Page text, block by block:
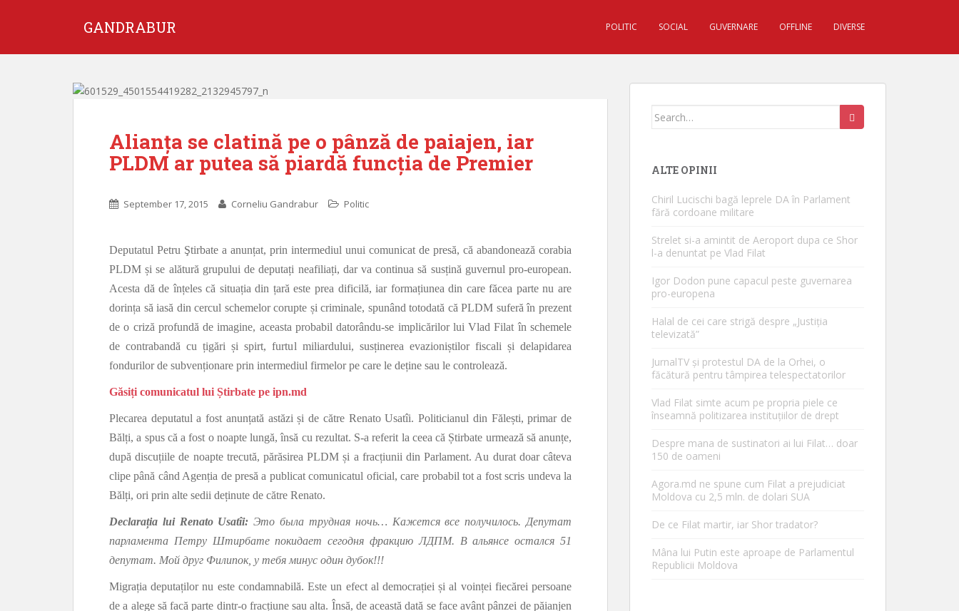
GANDRABUR POLITIC SOCIAL GUVERNARE OFFLINE DIVERSE
Alianța se clatină pe o pânză de paiajen, iar
PLDM ar putea să piardă funcția de Premier
September 17, 2015 Corneliu Gandrabur Politic
Deputatul Petru Ştirbate a anunțat, prin intermediul unui comunicat de presă, că abandonează corabia
PLDM și se alătură grupului de deputați neafiliați, dar va continua să susțină guvernul pro-european.
Acesta dă de înțeles că situația din țară este prea dificilă, iar formațiunea din care făcea parte nu are
dorința să iasă din cercul schemelor corupte și criminale, spunând totodată că PLDM suferă în prezent
de o criză profundă de imagine, aceasta probabil datorându-se implicărilor lui Vlad Filat în schemele
de contrabandă cu țigări și spirt, furtul miliardului, susținerea evazioniștilor fiscali și delapidarea
fondurilor de subvenționare prin intermediul firmelor pe care le deține sau le controlează.
Găsiți comunicatul lui Știrbate pe ipn.md
Plecarea deputatul a fost anunțată astăzi și de către Renato Usatîi. Politicianul din Fălești, primar de
Bălți, a spus că a fost o noapte lungă, însă cu rezultat. S-a referit la ceea că Știrbate urmează să anunțe,
după discuțiile de noapte trecută, părăsirea PLDM și a fracțiunii din Parlament. Au durat doar câteva
clipe până când Agenția de presă a publicat comunicatul oficial, care probabil tot a fost scris undeva la
Bălți, ori prin alte sedii deținute de către Renato.
Declarația lui Renato Usatîi: Это была трудная ночь… Кажется все получилось. Депутат
парламента Петру Штирбате покидает сегодня фракцию ЛДПМ. В альянсе остался 51
депутат. Мой друг Филипок, у тебя минус один дубок!!!
Migrația deputaților nu este condamnabilă. Este un efect al democrației și al voinței fiecărei persoane
de a alege să facă parte dintr-o fracțiune sau alta. Însă, de această dată se face avânt pânzei de păianjen
Search for:
ALTE OPINII
Chiril Lucischi bagă leprele DA în Parlament
fără cordoane militare
Strelet si-a amintit de Aeroport dupa ce Shor
l-a denuntat pe Vlad Filat
Igor Dodon pune capacul peste guvernarea
pro-europena
Halal de cei care strigă despre „Justiția
televizată”
JurnalTV și protestul DA de la Orhei, o
făcătură pentru tâmpirea telespectatorilor
Vlad Filat simte acum pe propria piele ce
înseamnă politizarea instituțiilor de drept
Despre mana de sustinatori ai lui Filat… doar
150 de oameni
Agora.md ne spune cum Filat a prejudiciat
Moldova cu 2,5 mln. de dolari SUA
De ce Filat martir, iar Shor tradator?
Mâna lui Putin este aproape de Parlamentul
Republicii Moldova